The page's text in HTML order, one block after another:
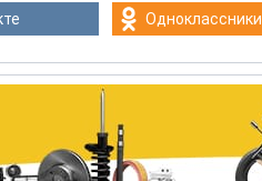
Одноклассники